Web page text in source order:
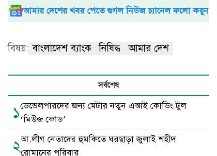
আমার দেশের খবর পেতে গুগল নিউজ চ্যানেল ফলো করুন
বিষয়: বাংলাদেশ ব্যাংক নিষিদ্ধ আমার দেশ
সর্বশেষ
১ডেভেলপারদের জন্য মেটার নতুন এআই কোডিং টুল
‘মিউজ কোড’
২আ.লীগ নেতাদের হুমকিতে ঘরছাড়া জুলাই শহীদ
রোমানের পরিবার